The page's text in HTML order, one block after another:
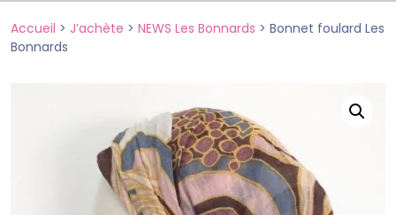
Accueil > J’achète > NEWS Les Bonnards > Bonnet foulard Les
Bonnards